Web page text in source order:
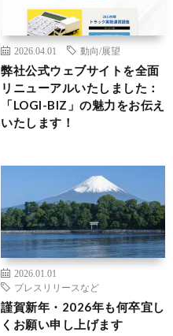
2026.04.01 動向/展望
弊社公式ウェブサイトを全面
リニューアルいたしました：
「LOGI-BIZ」の魅力をお伝え
いたします！
2026.01.01
プレスリリースなど
謹賀新年・2026年も何卒宜し
くお願い申し上げます